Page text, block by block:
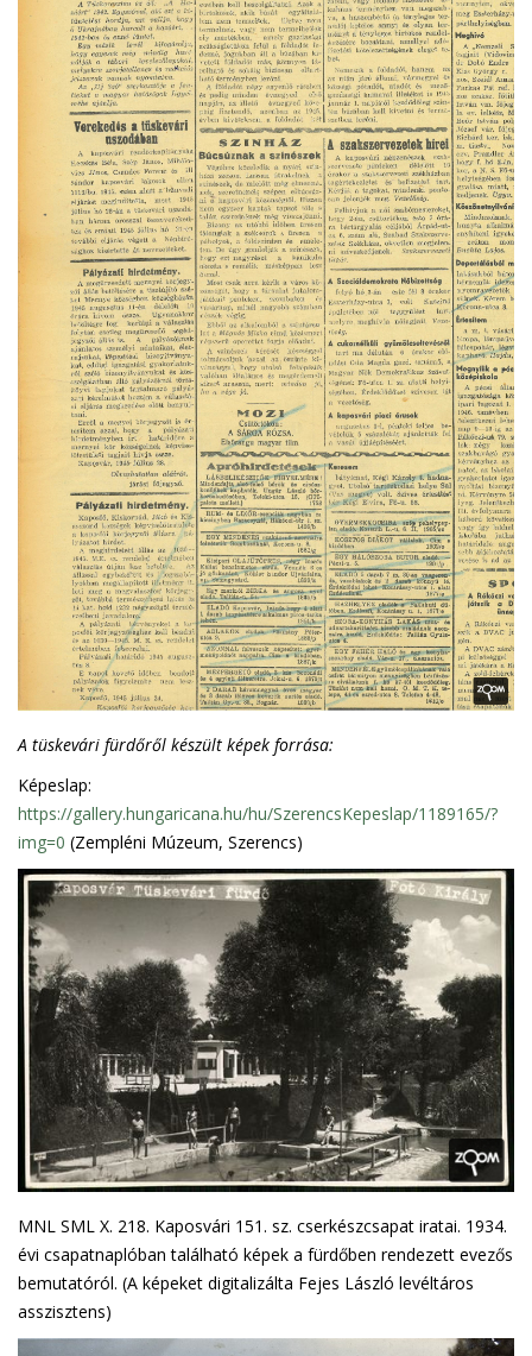
A tüskevári fürdőről készült képek forrása:
Képeslap:
https://gallery.hungaricana.hu/hu/SzerencsKepeslap/1189165/?
img=0 (Zempléni Múzeum, Szerencs)
MNL SML X. 218. Kaposvári 151. sz. cserkészcsapat iratai. 1934.
évi csapatnaplóban található képek a fürdőben rendezett evezős
bemutatóról. (A képeket digitalizálta Fejes László levéltáros
asszisztens)